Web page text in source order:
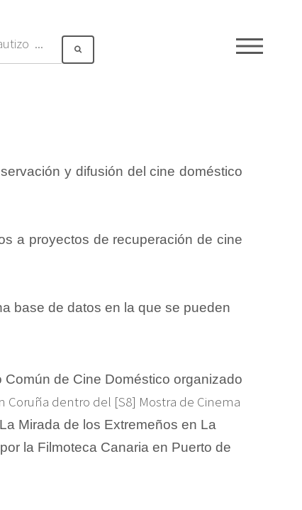
y difusión del cine doméstico
a proyectos de recuperación de cine
base de datos en la que se pueden
de Cine Doméstico organizado
Coruña dentro del [S8] Mostra de Cinema
Mirada de los Extremeños en La
la Filmoteca Canaria en Puerto de